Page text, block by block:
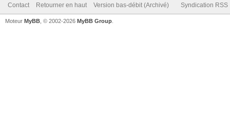
Contact Retourner en haut Version bas-débit (Archivé) Syndication RSS
Moteur MyBB , © 2002-2026 MyBB Group